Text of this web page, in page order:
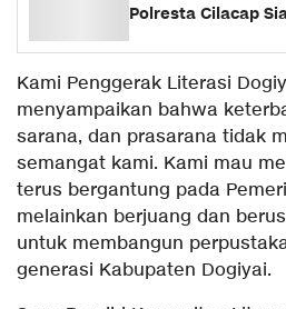
Polresta Cilacap
Kami Penggerak Literasi
menyampaikan bahwa
sarana, dan prasarana tidak
semangat kami. Kami mau
terus bergantung pada
melainkan berjuang dan
untuk membangun
generasi Kabupaten Dogiyai.